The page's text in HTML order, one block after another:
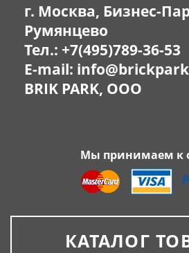
г. Москва, Бизнес-
Румянцево
Тел.: +7(495)789-36-53
E-mail:
BRIK PARK, OOO
Мы принимаем к
КАТАЛОГ